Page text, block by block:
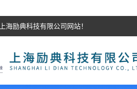
海励典科技有限公司网站！